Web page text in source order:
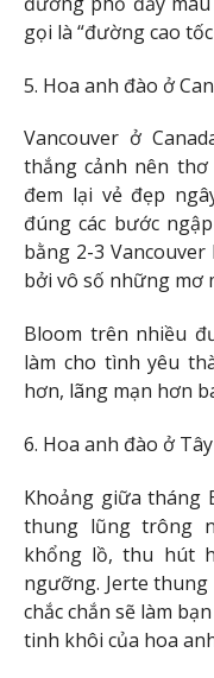
gọi là “đường cao
5. Hoa anh đào ở
Vancouver ở
thắng cảnh nên
đem lại vẻ đẹp
đúng các bước
bằng 2-3
bởi vô số những mơ
Bloom trên nhiều
làm cho tình yêu
hơn, lãng mạn hơn
6. Hoa anh đào ở
Khoảng giữa tháng
thung lũng trông
khổng lồ, thu hút
ngưỡng. Jerte
chắc chắn sẽ làm
tinh khôi của hoa